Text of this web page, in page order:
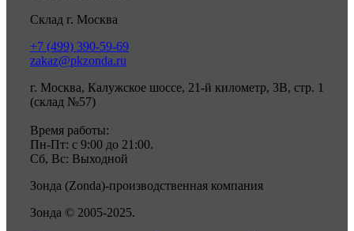
Склад г. Москва
+7 (499) 390-59-69
zakaz@pkzonda.ru
г. Москва, Калужское шоссе, 21-й километр, 3В, стр. 1
(склад №57)
Время работы:
Пн-Пт: с 9:00 до 21:00.
Сб, Вс: Выходной
Зонда (Zonda)-производственная компания
Зонда © 2005-2025.